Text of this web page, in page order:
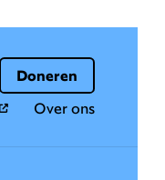
Over ons
Doneren